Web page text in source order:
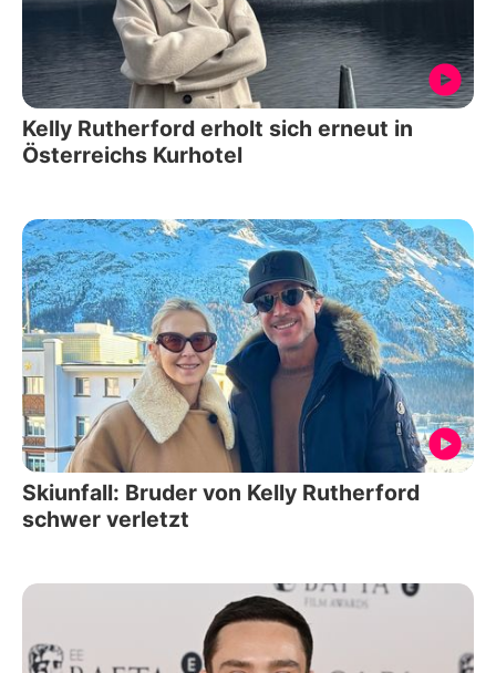
Kelly Rutherford erholt sich erneut in
Österreichs Kurhotel
Skiunfall: Bruder von Kelly Rutherford
schwer verletzt